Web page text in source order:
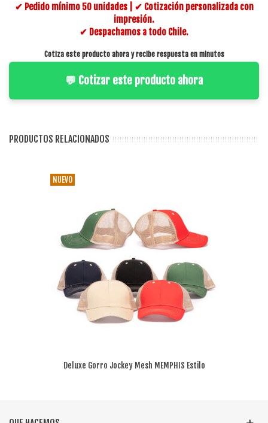
✔ Pedido mínimo 50 unidades | ✔ Cotización personalizada con
impresión.
✔ Despachamos a todo Chile.
Cotiza este producto ahora y recibe respuesta en minutos
💬 Cotizar este producto ahora
PRODUCTOS RELACIONADOS
NUEVO
Deluxe Gorro Jockey Mesh MEMPHIS Estilo